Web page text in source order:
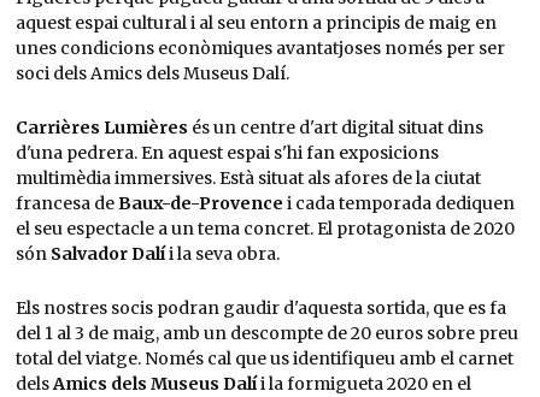
aquest espai cultural i al seu entorn a principis de maig en
unes condicions econòmiques avantatjoses només per ser
soci dels Amics dels Museus Dalí.
Carrières Lumières és un centre d'art digital situat dins
d'una pedrera. En aquest espai s'hi fan exposicions
multimèdia immersives. Està situat als afores de la ciutat
francesa deBaux-de-Provence i cada temporada dediquen
el seu espectacle a un tema concret. El protagonista de 2020
són Salvador Dalíi la seva obra.
Els nostres socis podran gaudir d'aquesta sortida, que es fa
del 1 al 3 de maig, amb un descompte de 20 euros sobre preu
total del viatge. Només cal que us identifiqueu amb el carnet
delsAmics dels Museus Dalíi la formigueta 2020 en el